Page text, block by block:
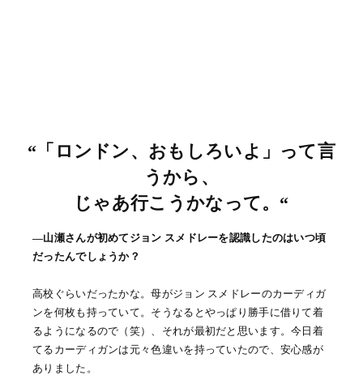
“「ロンドン、おもしろいよ」って言
うから、
じゃあ行こうかなって。“
―山瀬さんが初めてジョン スメドレーを認識したのはいつ頃
だったんでしょうか？
高校ぐらいだったかな。母がジョン スメドレーのカーディガ
ンを何枚も持っていて。そうなるとやっぱり勝手に借りて着
るようになるので（笑）、それが最初だと思います。今日着
てるカーディガンは元々色違いを持っていたので、安心感が
ありました。